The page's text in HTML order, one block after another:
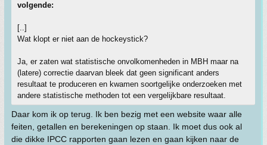
volgende:
[..]
Wat klopt er niet aan de hockeystick?
Ja, er zaten wat statistische onvolkomenheden in MBH maar na
(latere) correctie daarvan bleek dat geen significant anders
resultaat te produceren en kwamen soortgelijke onderzoeken met
andere statistische methoden tot een vergelijkbare resultaat.
Daar kom ik op terug. Ik ben bezig met een website waar alle
feiten, getallen en berekeningen op staan. Ik moet dus ook al
die dikke IPCC rapporten gaan lezen en gaan kijken naar de